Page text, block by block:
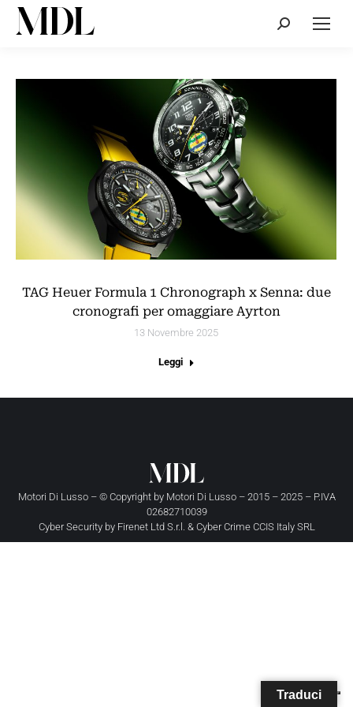
Cerca:
TAG Heuer Formula 1 Chronograph x Senna: due
cronografi per omaggiare Ayrton
13 Novembre 2025
Leggi
Motori Di Lusso – © Copyright by Motori Di Lusso– 2015 – 2025 – P.IVA
02682710039
Cyber Security by Firenet Ltd S.r.l. & Cyber Crime CCIS Italy SRL
Traduci